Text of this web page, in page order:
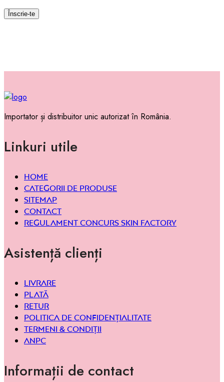
Importator și distribuitor unic autorizat în România.
Linkuri utile
Home
Categorii de produse
Sitemap
Contact
Regulament concurs Skin Factory
Asistență clienți
Livrare
Plată
Retur
Politica de confidențialitate
Termeni & condiții
ANPC
Informații de contact